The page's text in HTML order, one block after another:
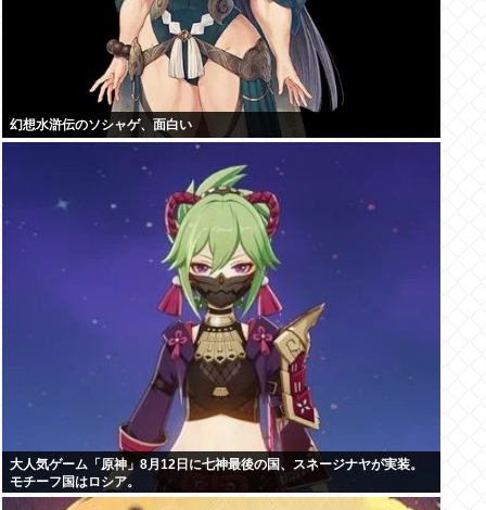
幻想水滸伝のソシャゲ、面白い
大人気ゲーム「原神」8月12日に七神最後の国、スネージナヤが実装。
モチーフ国はロシア。